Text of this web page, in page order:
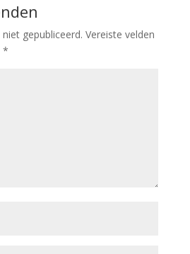
gepubliceerd. Vereiste velden
*